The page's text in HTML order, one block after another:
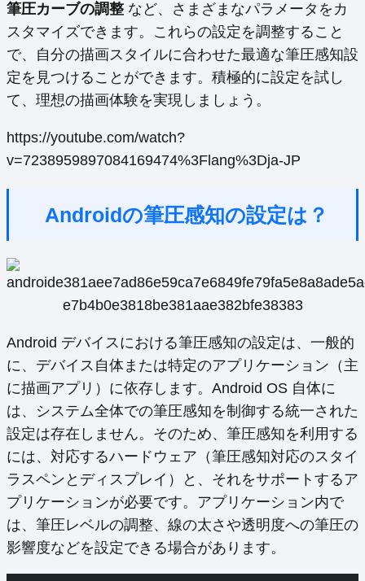
筆圧カーブの調整 など、さまざまなパラメータをカ
スタマイズできます。これらの設定を調整すること
で、自分の描画スタイルに合わせた最適な筆圧感知設
定を見つけることができます。積極的に設定を試し
て、理想の描画体験を実現しましょう。
https://youtube.com/watch?
v=7238959897084169474%3Flang%3Dja-JP
Androidの筆圧感知の設定は？
Android デバイスにおける筆圧感知の設定は、一般的
に、デバイス自体または特定のアプリケーション（主
に描画アプリ）に依存します。Android OS 自体に
は、システム全体での筆圧感知を制御する統一された
設定は存在しません。そのため、筆圧感知を利用する
には、対応するハードウェア（筆圧感知対応のスタイ
ラスペンとディスプレイ）と、それをサポートするア
プリケーションが必要です。アプリケーション内で
は、筆圧レベルの調整、線の太さや透明度への筆圧の
影響度などを設定できる場合があります。